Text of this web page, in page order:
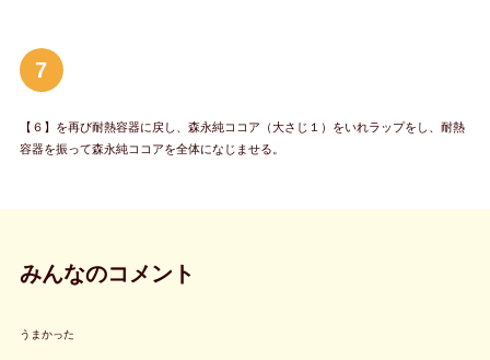
7
【６】を再び耐熱容器に戻し、森永純ココア（大さじ１）をいれラップをし、耐熱
容器を振って森永純ココアを全体になじませる。
みんなのコメント
うまかった